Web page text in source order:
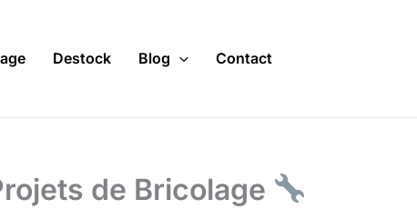
Destock Blog Contact
de Bricolage